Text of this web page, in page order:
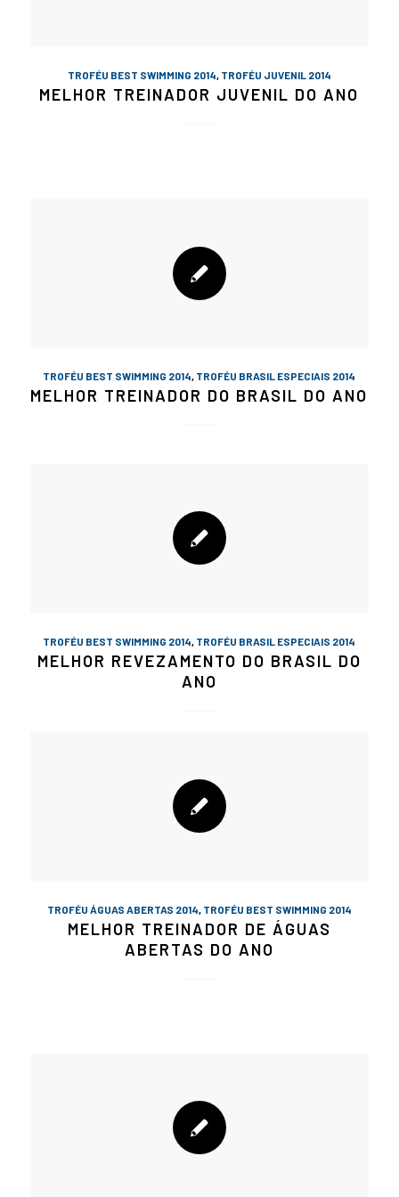
TROFÉU BEST SWIMMING 2014 TROFÉU JUVENIL 2014
MELHOR TREINADOR JUVENIL DO ANO
TROFÉU BEST SWIMMING 2014 TROFÉU BRASIL ESPECIAIS 2014
MELHOR TREINADOR DO BRASIL DO ANO
TROFÉU BEST SWIMMING 2014 TROFÉU BRASIL ESPECIAIS 2014
MELHOR REVEZAMENTO DO BRASIL DO
ANO
TROFÉU ÁGUAS ABERTAS 2014 TROFÉU BEST SWIMMING 2014
MELHOR TREINADOR DE ÁGUAS
ABERTAS DO ANO